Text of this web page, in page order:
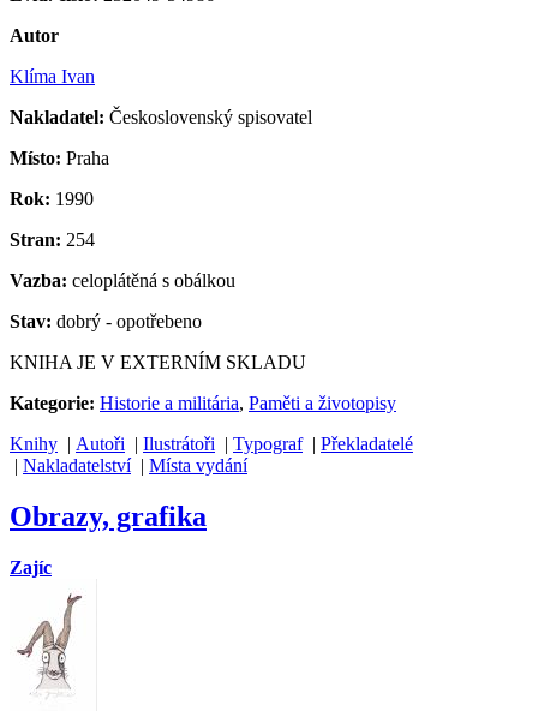
Autor
Klíma Ivan
Nakladatel: Československý spisovatel
Místo: Praha
Rok: 1990
Stran: 254
Vazba: celoplátěná s obálkou
Stav: dobrý - opotřebeno
KNIHA JE V EXTERNÍM SKLADU
Kategorie: Historie a militária, Paměti a životopisy
Knihy | Autoři | Ilustrátoři | Typograf| Překladatelé
| Nakladatelství| Místa vydání
Obrazy, grafika
Zajíc